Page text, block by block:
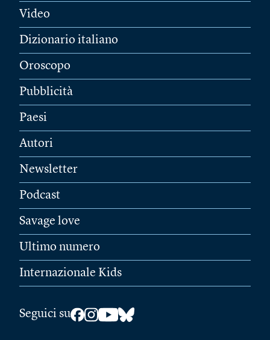
Video
Dizionario italiano
Oroscopo
Pubblicità
Paesi
Autori
Newsletter
Podcast
Savage love
Ultimo numero
Internazionale Kids
Seguici su